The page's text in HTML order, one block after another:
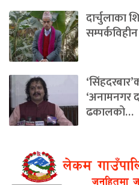
दार्चुलाका
सम्पर्कविहीन
‘अनामनगर
ढकालको…